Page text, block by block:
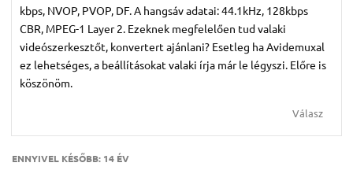
kbps, NVOP, PVOP, DF. A hangsáv adatai: 44.1kHz, 128kbps
CBR, MPEG-1 Layer 2. Ezeknek megfelelően tud valaki
videószerkesztőt, konvertert ajánlani? Esetleg ha Avidemuxal
ez lehetséges, a beállításokat valaki írja már le légyszi. Előre is
köszönöm.
Válasz
ENNYIVEL KÉSŐBB: 14 ÉV